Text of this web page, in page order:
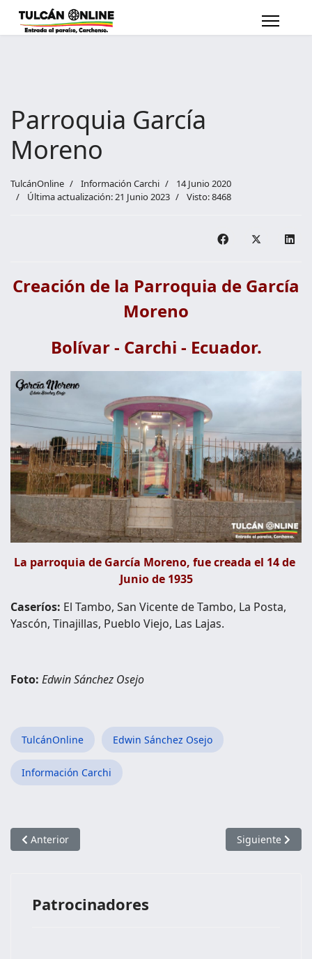
Parroquia García
Moreno
TulcánOnline Información Carchi
14 Junio 2020
Última actualización: 21 Junio 2023
Visto: 8468
Creación de la Parroquia de García
Moreno
Bolívar - Carchi - Ecuador.
La parroquia de García Moreno, fue creada el 14 de
Junio de 1935
Caseríos: El Tambo, San Vicente de Tambo, La Posta,
Yascón, Tinajillas, Pueblo Viejo, Las Lajas.
Foto: Edwin Sánchez Osejo
TulcánOnline Edwin Sánchez Osejo
Información Carchi
Artículo anterior: Parroquia Chitán de Navarretes
Anterior Artículo
Siguiente
Patrocinadores